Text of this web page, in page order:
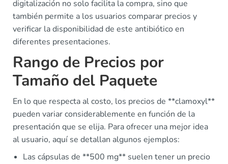
digitalización no solo facilita la compra, sino que
también permite a los usuarios comparar precios y
verificar la disponibilidad de este antibiótico en
diferentes presentaciones.
Rango de Precios por
Tamaño del Paquete
En lo que respecta al costo, los precios de **clamoxyl**
pueden variar considerablemente en función de la
presentación que se elija. Para ofrecer una mejor idea
al usuario, aquí se detallan algunos ejemplos:
Las cápsulas de **500 mg** suelen tener un precio